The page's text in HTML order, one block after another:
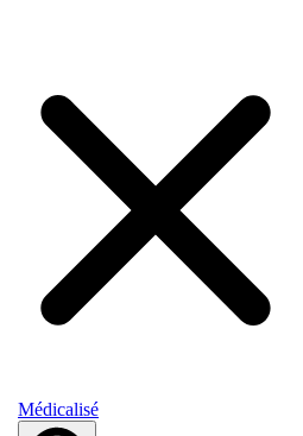
Médicalisé